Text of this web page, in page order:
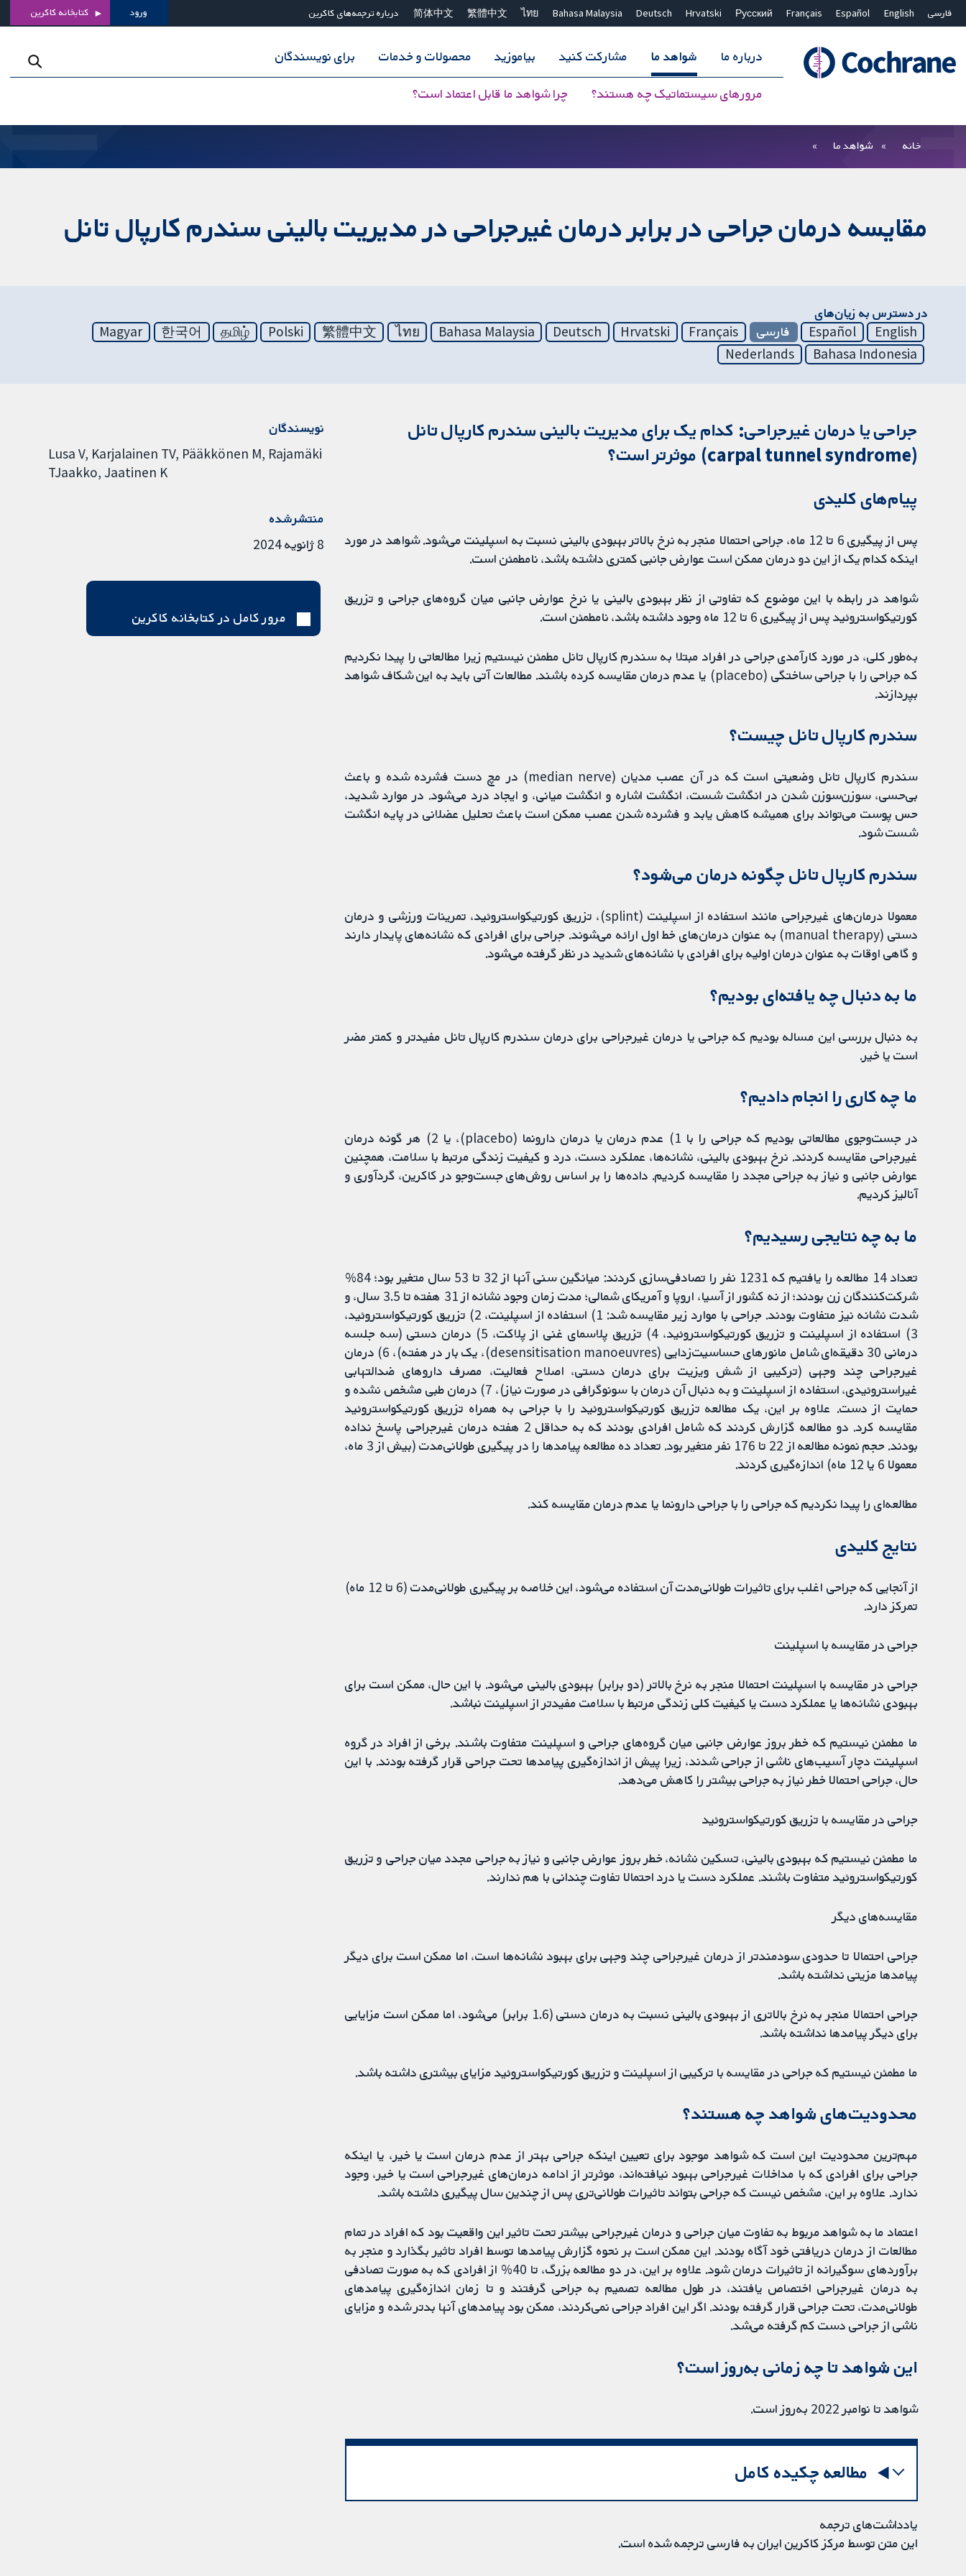
فارسی English
Español
Français
Русский
Hrvatski
Deutsch
Bahasa Malaysia
ไทย
繁體中文
简体中文 درباره ترجمه‌های کاکرین ورود کتابخانه کاکرین
درباره ما شواهد ما
مرورهای سیستماتیک چه هستند؟ چرا شواهد ما قابل اعتماد است؟
مشارکت کنید بیاموزید محصولات و خدمات برای نویسندگان
بستن جستجو ✖
خانه شواهد ما
مقایسه درمان جراحی در برابر درمان غیرجراحی در مدیریت بالینی سندرم کارپال تانل
در دسترس به زیان‌های
English
Español فارسی Français
Hrvatski
Deutsch
Bahasa Malaysia
ไทย
繁體中文
Polski
தமிழ்
한국어
Magyar
Bahasa Indonesia
Nederlands
جراحی یا درمان غیرجراحی: کدام یک برای مدیریت بالینی سندرم کارپال تانل
(carpal tunnel syndrome) موثرتر است؟
پیام‌های کلیدی
پس از پیگیری 6 تا 12 ماه، جراحی احتمالا منجر به نرخ بالاتر بهبودی بالینی نسبت به اسپلینت می‌شود. شواهد در مورد
اینکه کدام یک از این دو درمان ممکن است عوارض جانبی کمتری داشته باشد، نامطمئن است.
شواهد در رابطه با این موضوع که تفاوتی از نظر بهبودی بالینی یا نرخ عوارض جانبی میان گروه‌های جراحی و تزریق
کورتیکواستروئید پس از پیگیری 6 تا 12 ماه وجود داشته باشد، نامطمئن است.
به‌طور کلی، در مورد کارآمدی جراحی در افراد مبتلا به سندرم کارپال تانل مطمئن نیستیم زیرا مطالعاتی را پیدا نکردیم
که جراحی را با جراحی ساختگی (placebo) یا عدم درمان مقایسه کرده باشند. مطالعات آتی باید به این شکاف شواهد
بپردازند.
سندرم کارپال تانل چیست؟
سندرم کارپال تانل وضعیتی است که در آن عصب مدیان (median nerve) در مچ دست فشرده شده و باعث
بی‌حسی، سوزن‌سوزن شدن در انگشت شست، انگشت اشاره و انگشت میانی، و ایجاد درد می‌شود. در موارد شدید،
حس پوست می‌تواند برای همیشه کاهش یابد و فشرده شدن عصب ممکن است باعث تحلیل عضلانی در پایه انگشت
شست شود.
سندرم کارپال تانل چگونه درمان می‌شود؟
معمولا درمان‌های غیرجراحی مانند استفاده از اسپلینت (splint)، تزریق کورتیکواستروئید، تمرینات ورزشی و درمان
دستی (manual therapy) به‌ عنوان درمان‌های خط اول ارائه می‌شوند. جراحی برای افرادی که نشانه‌های پایدار دارند
و گاهی اوقات به‌ عنوان درمان اولیه برای افرادی با نشانه‌های شدید در نظر گرفته می‌شود.
ما به دنبال چه یافته‌ای بودیم؟
به دنبال بررسی این مساله بودیم که جراحی یا درمان غیرجراحی برای درمان سندرم کارپال تانل مفیدتر و کمتر مضر
است یا خیر.
ما چه کاری را انجام دادیم؟
در جست‌وجوی مطالعاتی بودیم که جراحی را با 1) عدم درمان یا درمان دارونما (placebo)، یا 2) هر گونه درمان
غیرجراحی مقایسه کردند. نرخ بهبودی بالینی، نشانه‌ها، عملکرد دست، درد و کیفیت زندگی مرتبط با سلامت، همچنین
عوارض جانبی و نیاز به جراحی مجدد را مقایسه کردیم. داده‌ها را بر اساس روش‌های جست‌وجو در کاکرین، گردآوری و
آنالیز کردیم.
ما به چه نتایجی رسیدیم؟
تعداد 14 مطالعه را یافتیم که 1231 نفر را تصادفی‌سازی کردند: میانگین سنی آنها از 32 تا 53 سال متغیر بود؛ 84%
شرکت‌کنندگان زن بودند؛ از نه کشور از آسیا، اروپا و آمریکای شمالی؛ مدت زمان وجود نشانه از 31 هفته تا 3.5 سال، و
شدت نشانه نیز متفاوت بودند. جراحی با موارد زیر مقایسه شد: 1) استفاده از اسپلینت، 2) تزریق کورتیکواستروئید،
3) استفاده از اسپلینت و تزریق کورتیکواستروئید، 4) تزریق پلاسمای غنی از پلاکت، 5) درمان دستی (سه جلسه
درمانی 30 دقیقه‌ای شامل مانورهای حساسیت‌زدایی (desensitisation manoeuvres)، یک بار در هفته)، 6) درمان
غیرجراحی چند وجهی (ترکیبی از شش ویزیت برای درمان دستی، اصلاح فعالیت، مصرف داروهای ضدالتهابی
غیراستروئیدی، استفاده از اسپلینت و به دنبال آن درمان با سونوگرافی در صورت نیاز)، 7) درمان طبی مشخص نشده و
حمایت از دست. علاوه بر این، یک مطالعه تزریق کورتیکواستروئید را با جراحی به همراه تزریق کورتیکواستروئید
مقایسه کرد. دو مطالعه گزارش کردند که شامل افرادی بودند که به حداقل 2 هفته درمان غیرجراحی پاسخ نداده
بودند. حجم نمونه مطالعه از 22 تا 176 نفر متغیر بود. تعداد ده مطالعه پیامدها را در پیگیری طولانی‌مدت (بیش از 3 ماه،
معمولا 6 یا 12 ماه) اندازه‌گیری کردند.
مطالعه‌ای را پیدا نکردیم که جراحی را با جراحی دارونما یا عدم درمان مقایسه کند.
نتایج کلیدی
از آنجایی که جراحی اغلب برای تاثیرات طولانی‌مدت آن استفاده می‌شود، این خلاصه بر پیگیری طولانی‌مدت (6 تا 12 ماه)
تمرکز دارد.
جراحی در مقایسه با اسپلینت
جراحی در مقایسه با اسپلینت احتمالا منجر به نرخ بالاتر (دو برابر) بهبودی بالینی می‌شود. با این حال، ممکن است برای
بهبودی نشانه‌ها یا عملکرد دست یا کیفیت کلی زندگی مرتبط با سلامت مفیدتر از اسپلینت نباشد.
ما مطمئن نیستیم که خطر بروز عوارض جانبی میان گروه‌های جراحی و اسپلینت متفاوت باشند. برخی از افراد در گروه
اسپلینت دچار آسیب‌های ناشی از جراحی شدند، زیرا پیش از اندازه‌گیری پیامدها تحت جراحی قرار گرفته بودند. با این
حال، جراحی احتمالا خطر نیاز به جراحی بیشتر را کاهش می‌دهد.
جراحی در مقایسه با تزریق کورتیکواستروئید
ما مطمئن نیستیم که بهبودی بالینی، تسکین نشانه، خطر بروز عوارض جانبی و نیاز به جراحی مجدد میان جراحی و تزریق
کورتیکواستروئید متفاوت باشند. عملکرد دست یا درد احتمالا تفاوت چندانی با هم ندارند.
مقایسه‌های دیگر
جراحی احتمالا تا حدودی سودمندتر از درمان غیرجراحی چند وجهی برای بهبود نشانه‌ها است، اما ممکن است برای دیگر
پیامدها مزیتی نداشته باشد.
جراحی احتمالا منجر به نرخ بالاتری از بهبودی بالینی نسبت به درمان دستی (1.6 برابر) می‌شود، اما ممکن است مزایایی
برای دیگر پیامدها نداشته باشد.
ما مطمئن نیستیم که جراحی در مقایسه با ترکیبی از اسپلینت و تزریق کورتیکواستروئید مزایای بیشتری داشته باشد.
محدودیت‌های شواهد چه هستند؟
مهم‌ترین محدودیت این است که شواهد موجود برای تعیین اینکه جراحی بهتر از عدم درمان است یا خیر، یا اینکه
جراحی برای افرادی که با مداخلات غیرجراحی بهبود نیافته‌اند، موثرتر از ادامه درمان‌های غیرجراحی است یا خیر، وجود
ندارد. علاوه بر این، مشخص نیست که جراحی بتواند تاثیرات طولانی‌تری پس از چندین سال پیگیری داشته باشد.
اعتماد ما به شواهد مربوط به تفاوت میان جراحی و درمان غیرجراحی بیشتر تحت تاثیر این واقعیت بود که افراد در تمام
مطالعات از درمان دریافتی خود آگاه بودند. این ممکن است بر نحوه گزارش پیامدها توسط افراد تاثیر بگذارد و منجر به
برآوردهای سوگیرانه از تاثیرات درمان شود. علاوه بر این، در دو مطالعه بزرگ، تا 40% از افرادی که به صورت تصادفی
به درمان غیرجراحی اختصاص یافتند، در طول مطالعه تصمیم به جراحی گرفتند و تا زمان اندازه‌گیری پیامدهای
طولانی‌مدت، تحت جراحی قرار گرفته بودند. اگر این افراد جراحی نمی‌کردند، ممکن بود پیامدهای آنها بدتر شده و مزایای
ناشی از جراحی دست کم گرفته می‌شد.
این شواهد تا چه زمانی به‌روز است؟
شواهد تا نوامبر 2022 به‌روز است.
مطالعه چکیده کامل
یادداشت‌های ترجمه
این متن توسط مرکز کاکرین ایران به فارسی ترجمه شده است.
نویسندگان
Lusa V Karjalainen TV Pääkkönen M Rajamäki
TJaakko Jaatinen K
منتشرشده
8 ژانویه 2024
مرور کامل در کتابخانه کاکرین